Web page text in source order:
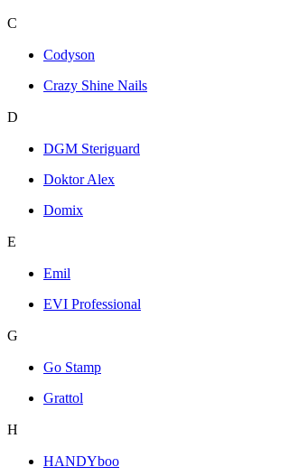
C
Codyson
Crazy Shine Nails
D
DGM Steriguard
Doktor Alex
Domix
E
Emil
EVI Professional
G
Go Stamp
Grattol
H
HANDYboo